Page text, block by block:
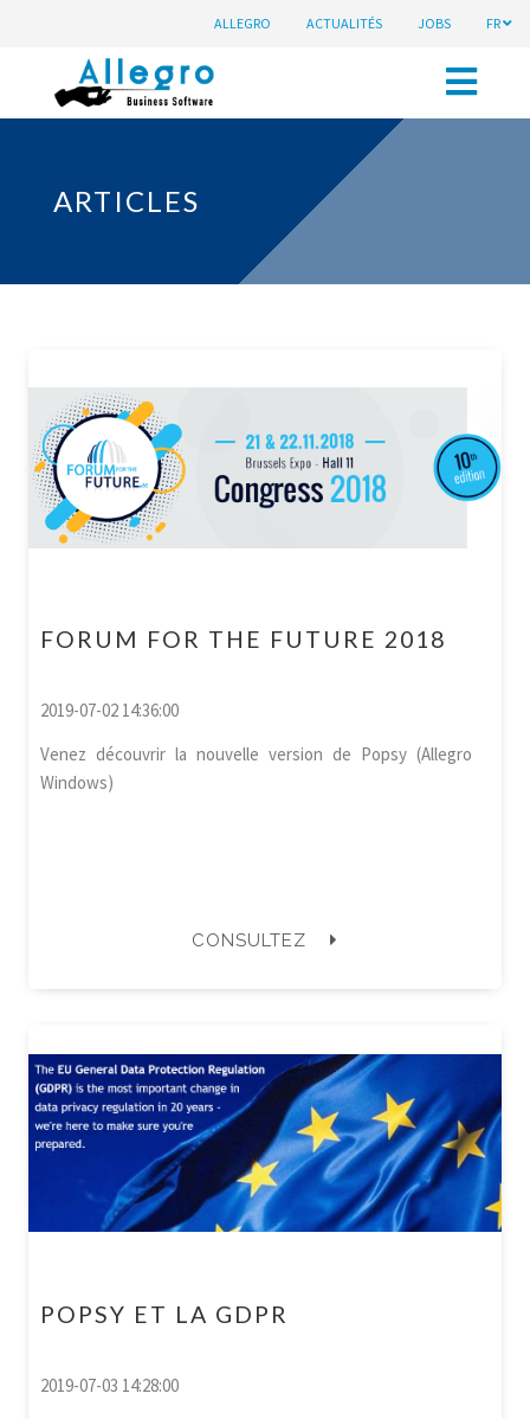
ALLEGRO ACTUALITÉS JOBS FR
ARTICLES
FORUM FOR THE FUTURE 2018
2019-07-02 14:36:00
Venez découvrir la nouvelle version de Popsy (Allegro
Windows)
CONSULTEZ
POPSY ET LA GDPR
2019-07-03 14:28:00